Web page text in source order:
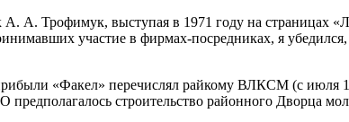
Трофимук, выступая в 1971 году на страницах
участие в фирмах-посредниках, я
«Факел» перечислял райкому ВЛКСМ (с июля
строительство районного Дворца